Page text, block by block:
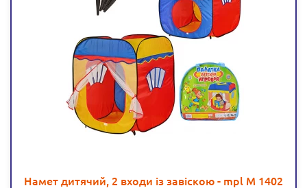
Намет дитячий, 2 входи із завіскою - mpl M 1402